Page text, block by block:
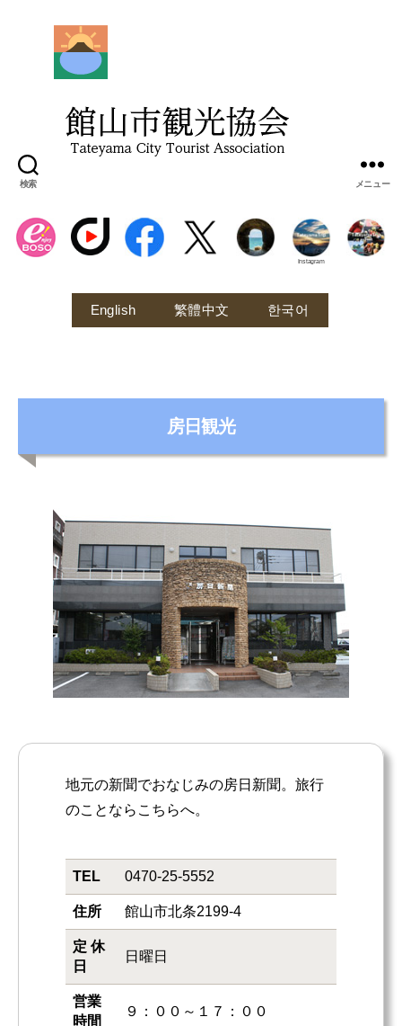
検索
光
協
会
メニュー
Instagram
English 繁體中文 한국어
テ
房日観光
地元の新聞でおなじみの房日新聞。旅行
のことならこちらへ。
TEL 0470-25-5552
住所 館山市北条2199-4
定 休
日
日曜日
営業
時間
９：００～１７：００